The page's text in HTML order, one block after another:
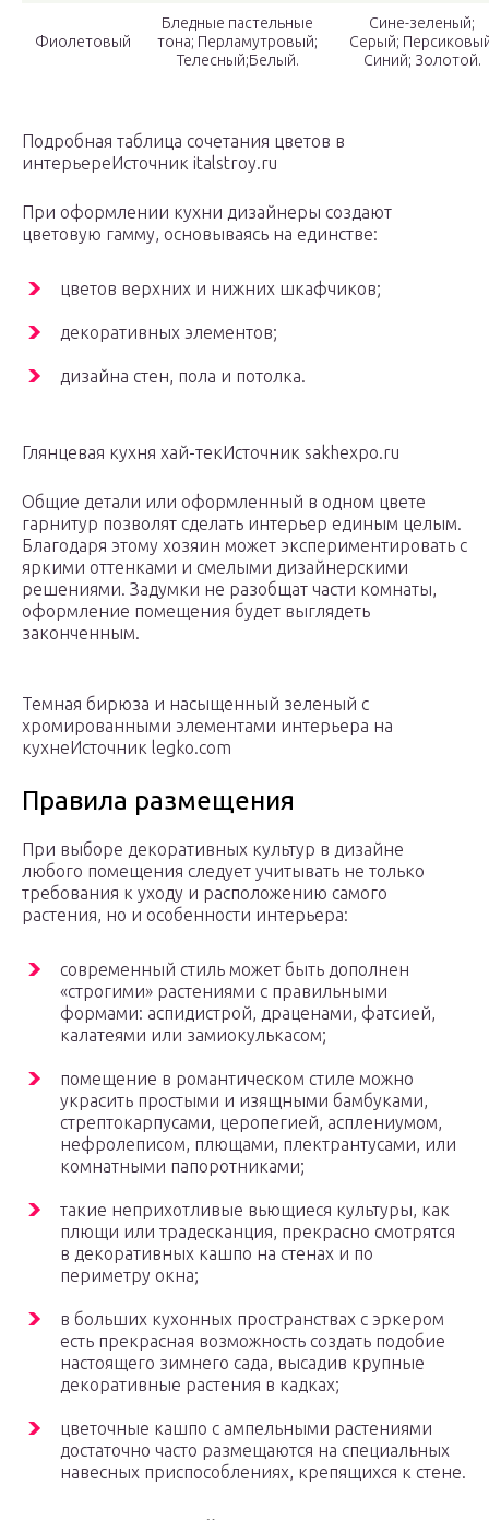
Фиолетовый
Бледные пастельные
тона; Перламутровый;
Телесный;Белый.
Сине-зеленый;
Серый;
Синий; Золотой.
Подробная таблица сочетания цветов в
интерьереИсточник italstroy.ru
При оформлении кухни дизайнеры создают
цветовую гамму, основываясь на единстве:
цветов верхних и нижних шкафчиков;
декоративных элементов;
дизайна стен, пола и потолка.
Глянцевая кухня хай-текИсточник sakhexpo.ru
Общие детали или оформленный в одном цвете
гарнитур позволят сделать интерьер единым целым.
Благодаря этому хозяин может экспериментировать с
яркими оттенками и смелыми дизайнерскими
решениями. Задумки не разобщат части комнаты,
оформление помещения будет выглядеть
законченным.
Темная бирюза и насыщенный зеленый с
хромированными элементами интерьера на
кухнеИсточник legko.com
Правила размещения
При выборе декоративных культур в дизайне
любого помещения следует учитывать не только
требования к уходу и расположению самого
растения, но и особенности интерьера:
современный стиль может быть дополнен
«строгими» растениями с правильными
формами: аспидистрой, драценами, фатсией,
калатеями или замиокулькасом;
помещение в романтическом стиле можно
украсить простыми и изящными бамбуками,
стрептокарпусами, церопегией, асплениумом,
нефролеписом, плющами, плектрантусами, или
комнатными папоротниками;
такие неприхотливые вьющиеся культуры, как
плющи или традесканция, прекрасно смотрятся
в декоративных кашпо на стенах и по
периметру окна;
в больших кухонных пространствах с эркером
есть прекрасная возможность создать подобие
настоящего зимнего сада, высадив крупные
декоративные растения в кадках;
цветочные кашпо с ампельными растениями
достаточно часто размещаются на специальных
навесных приспособлениях, крепящихся к стене.